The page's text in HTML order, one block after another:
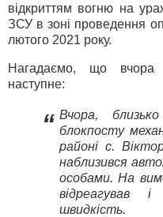
відкриттям вогню на
ЗСУ в зоні проведення
лютого 2021 року.
Нагадаємо, що вчора
наступне:
“ Вчора,
блокпосту
районі с.
наблизився
особами. На
відреагував
швидкість.